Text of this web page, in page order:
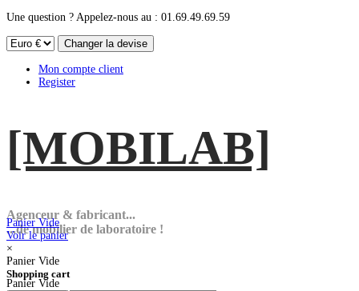
Une question ? Appelez-nous au : 01.69.49.69.59
Mon compte client
Register
[MOBILAB]
Agenceur & fabricant...
...de mobilier de laboratoire !
Panier Vide
Voir le panier
×
Panier Vide
Shopping cart
Panier Vide